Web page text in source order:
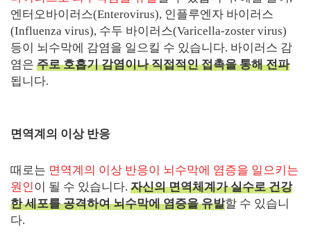
엔터오바이러스(Enterovirus), 인플루엔자 바이러스
(Influenza virus), 수두 바이러스(Varicella-zoster virus)
등이 뇌수막에 감염을 일으킬 수 있습니다. 바이러스 감
염은 주로 호흡기 감염이나 직접적인 접촉을 통해 전파
됩니다.
면역계의 이상 반응
때로는 면역계의 이상 반응이 뇌수막에 염증을 일으키는
원인이 될 수 있습니다. 자신의 면역체계가 실수로 건강
한 세포를 공격하여 뇌수막에 염증을 유발할 수 있습니
다.